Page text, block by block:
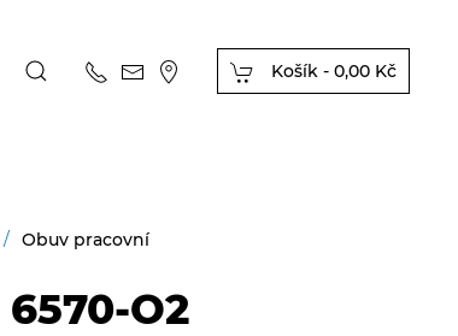
Košík - 0,00 Kč
Obuv pracovní
6570-O2